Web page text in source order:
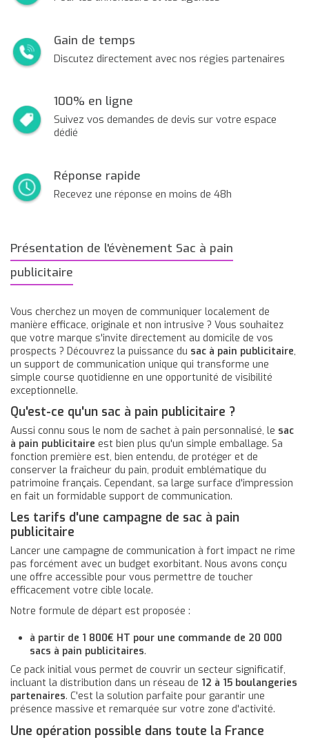
Gain de temps
Discutez directement avec nos régies partenaires
100% en ligne
Suivez vos demandes de devis sur votre espace
dédié
Réponse rapide
Recevez une réponse en moins de 48h
Présentation de l'évènement Sac à pain
publicitaire
Vous cherchez un moyen de communiquer localement de
manière efficace, originale et non intrusive ? Vous souhaitez
que votre marque s'invite directement au domicile de vos
prospects ? Découvrez la puissance du sac à pain publicitaire,
un support de communication unique qui transforme une
simple course quotidienne en une opportunité de visibilité
exceptionnelle.
Qu'est-ce qu'un sac à pain publicitaire ?
Aussi connu sous le nom de sachet à pain personnalisé, le sac
à pain publicitaire est bien plus qu'un simple emballage. Sa
fonction première est, bien entendu, de protéger et de
conserver la fraîcheur du pain, produit emblématique du
patrimoine français. Cependant, sa large surface d'impression
en fait un formidable support de communication.
Les tarifs d'une campagne de sac à pain
publicitaire
Lancer une campagne de communication à fort impact ne rime
pas forcément avec un budget exorbitant. Nous avons conçu
une offre accessible pour vous permettre de toucher
efficacement votre cible locale.
Notre formule de départ est proposée :
à partir de 1 800€ HT pour une commande de 20 000
sacs à pain publicitaires.
Ce pack initial vous permet de couvrir un secteur significatif,
incluant la distribution dans un réseau de 12 à 15 boulangeries
partenaires. C'est la solution parfaite pour garantir une
présence massive et remarquée sur votre zone d'activité.
Une opération possible dans toute la France